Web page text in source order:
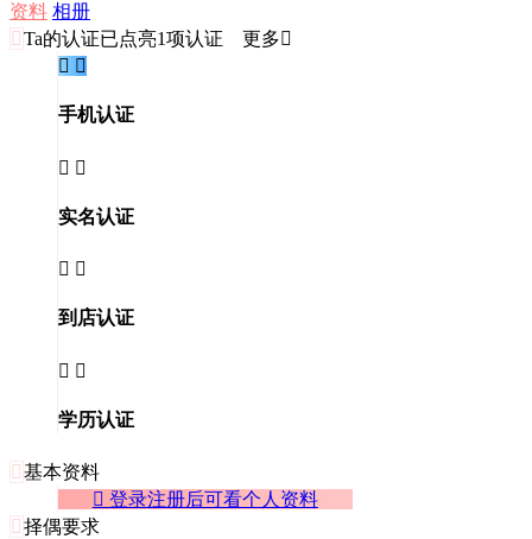
资料 相册
 Ta的认证已点亮1项认证 更多
 
手机认证
 
实名认证
 
到店认证
 
学历认证
 基本资料
 登录注册后可看个人资料
 择偶要求